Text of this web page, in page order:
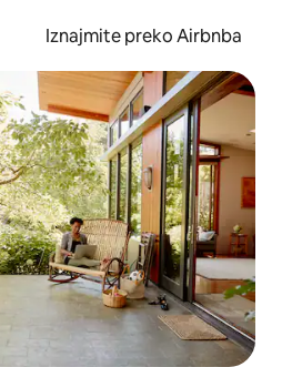
Iznajmite preko Airbnba